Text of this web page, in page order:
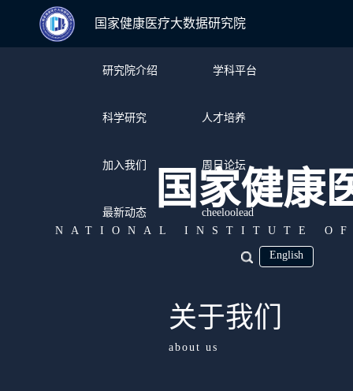
国家健康医疗大数据研究院
研究院介绍 学科平台
科学研究 人才培养
加入我们 周日论坛
最新动态 cheeloolead
English
国家健康
NATIONAL INSTITUTE
关于我们
about us